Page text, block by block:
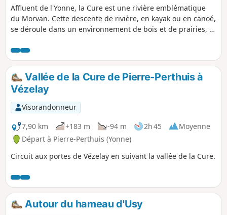
Affluent de l'Yonne, la Cure est une rivière emblématique
du Morvan. Cette descente de rivière, en kayak ou en canoé,
se déroule dans un environnement de bois et de prairies, à
compte du dénivelé positif affiché : il s'agit bien d'une
descente de rivière.
Vallée de la Cure de Pierre-Perthuis à
Vézelay
Visorandonneur
7,90 km
+183 m -94 m 2h 45
Moyenne
Départ à Pierre-Perthuis (Yonne)
Circuit aux portes de Vézelay en suivant la vallée de la Cure.
Autour du hameau d'Usy